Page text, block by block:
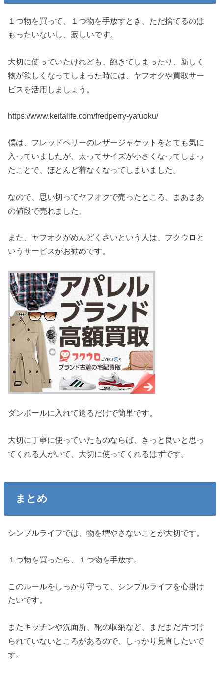
１つ物を買って、１つ物を手放すとき、ただ捨てるのは
もったいないし、寂しいです。
大切に使っていたけれども、飽きてしまったり、新しく
物が欲しくなってしまった時には、ヤフオクや買取サー
ビスを活用しましょう。
https://www.keitalife.com/fredperry-yafuoku/
僕は、フレッドペリーのレザージャケットをとても気に
入っていましたが、太ってサイズが小さくなってしまっ
たことで、ほとんど着なくなってしまいました。
なので、思い切ってヤフオクで売ったところ、まあまあ
の値段で売れました。
また、ヤフオクがめんどくさいという人は、フクウロと
いうサービスがお勧めです。
ダンボールに入れて送るだけで簡単です。
大切に丁寧に使っていたものならば、きっと良いと思っ
てくれる人がいて、大切に使ってくれるはずです。
まとめ
シンプルライフでは、物を増やさないことが大切です。
１つ物を買ったら、１つ物を手放す。
このルールをしっかり守って、シンプルライフを心掛け
たいです。
またキッチンや洗面所、靴の収納など、まだまだ片づけ
られていないところがあるので、しっかり見直したいで
す。